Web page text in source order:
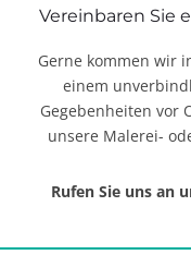
Vereinbaren Sie
Gerne kommen wir
einem
Gegebenheiten vor
unsere Malerei-
Rufen Sie uns an